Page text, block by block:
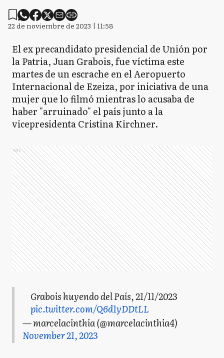
22 de noviembre de 2023 | 11:58
El ex precandidato presidencial de Unión por
la Patria, Juan Grabois, fue víctima este
martes de un escrache en el Aeropuerto
Internacional de Ezeiza, por iniciativa de una
mujer que lo filmó mientras lo acusaba de
haber "arruinado" el país junto a la
vicepresidenta Cristina Kirchner.
Ads
Grabois huyendo del País, 21/11/2023
pic.twitter.com/Q6d1yDDtLL
— marcelacinthia (@marcelacinthia4)
November 21, 2023